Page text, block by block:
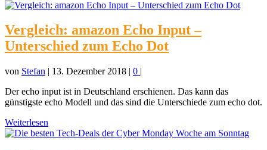
Vergleich: amazon Echo Input –
Unterschied zum Echo Dot
von Stefan | 13. Dezember 2018 | 0 |
Der echo input ist in Deutschland erschienen. Das kann das
günstigste echo Modell und das sind die Unterschiede zum echo dot.
Weiterlesen